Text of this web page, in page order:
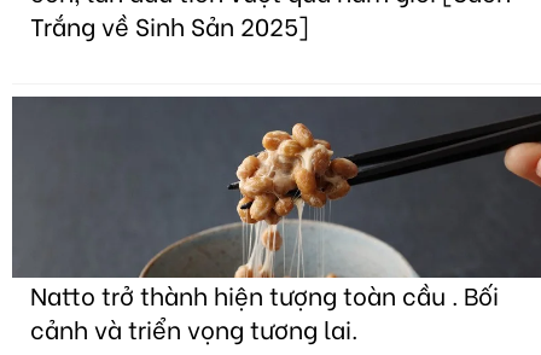
Trắng về Sinh Sản 2025]
Natto trở thành hiện tượng toàn cầu . Bối
cảnh và triển vọng tương lai.